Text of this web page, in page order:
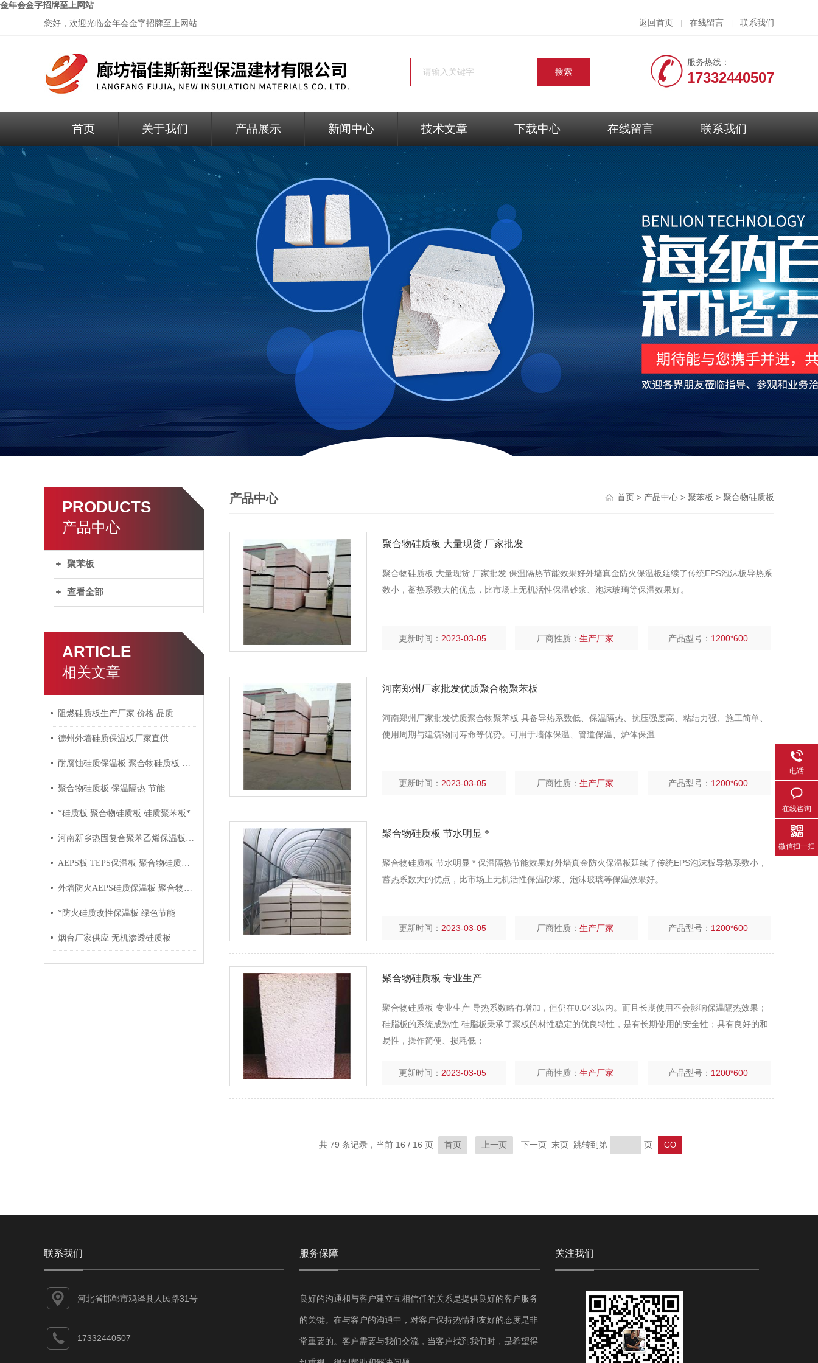
金年会金字招牌至上网站
您好，欢迎光临金年会金字招牌至上网站 返回首页 在线留言 联系我们
服务热线：
17332440507
首页 关于我们 产品展示 新闻中心 技术文章 下载中心 在线留言 联系我们
PRODUCTS
产品中心
聚苯板
查看全部
ARTICLE
相关文章
阻燃硅质板生产厂家 价格 品质
德州外墙硅质保温板厂家直供
耐腐蚀硅质保温板 聚合物硅质板 聚合聚苯板 改性聚苯板专业生产
聚合物硅质板 保温隔热 节能
*硅质板 聚合物硅质板 硅质聚苯板*
河南新乡热固复合聚苯乙烯保温板厂家供应
AEPS板 TEPS保温板 聚合物硅质板 批发零售
外墙防火AEPS硅质保温板 聚合物硅质板 改性硅质板
*防火硅质改性保温板 绿色节能
烟台厂家供应 无机渗透硅质板
产品中心 首页 > 产品中心 > 聚苯板 > 聚合物硅质板
聚合物硅质板 大量现货 厂家批发
聚合物硅质板 大量现货 厂家批发 保温隔热节能效果好外墙真金防火保温板延续了传统EPS泡沫板导热系
数小，蓄热系数大的优点，比市场上无机活性保温砂浆、泡沫玻璃等保温效果好。
更新时间： 2023-03-05 厂商性质：生产厂家 产品型号： 1200*600
河南郑州厂家批发优质聚合物聚苯板
河南郑州厂家批发优质聚合物聚苯板 具备导热系数低、保温隔热、抗压强度高、粘结力强、施工简单、
使用周期与建筑物同寿命等优势。可用于墙体保温、管道保温、炉体保温
更新时间： 2023-03-05 厂商性质：生产厂家 产品型号： 1200*600
聚合物硅质板 节水明显 *
聚合物硅质板 节水明显 * 保温隔热节能效果好外墙真金防火保温板延续了传统EPS泡沫板导热系数小，
蓄热系数大的优点，比市场上无机活性保温砂浆、泡沫玻璃等保温效果好。
更新时间： 2023-03-05 厂商性质：生产厂家 产品型号： 1200*600
聚合物硅质板 专业生产
聚合物硅质板 专业生产 导热系数略有增加，但仍在0.043以内。而且长期使用不会影响保温隔热效果；
硅脂板的系统成熟性 硅脂板秉承了聚板的材性稳定的优良特性，是有长期使用的安全性；具有良好的和
易性，操作简便、损耗低；
更新时间： 2023-03-05 厂商性质：生产厂家 产品型号： 1200*600
共 79 条记录，当前 16 / 16 页 首页 上一页 下一页 末页 跳转到第 页
联系我们
河北省邯郸市鸡泽县人民路31号
17332440507
服务保障
良好的沟通和与客户建立互相信任的关系是提供良好的客户服务
的关键。在与客户的沟通中，对客户保持热情和友好的态度是非
常重要的。客户需要与我们交流，当客户找到我们时，是希望得
关注我们
电话
在线咨询
微信扫一扫